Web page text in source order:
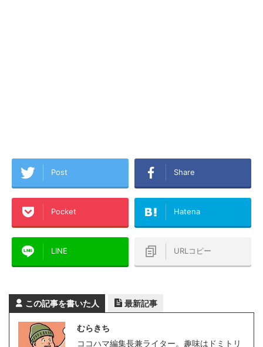
Post Share
Pocket Hatena
LINE URLコピー
この記事を書いた人 最新記事
むらきち
ココハマ編集長兼ライター。趣味はドミトリ